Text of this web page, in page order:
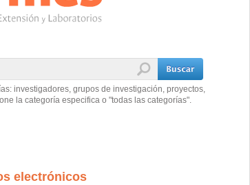
investigadores, grupos de investigación, proyectos,
la categoría especifica o "todas las categorías".
electrónicos